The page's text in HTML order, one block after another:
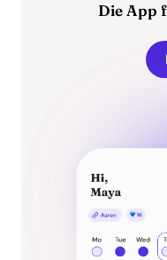
Die App